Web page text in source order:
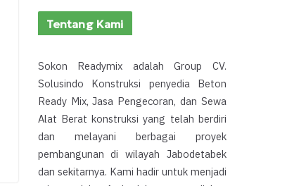
Tentang Kami
Sokon Readymix adalah Group CV.
Solusindo Konstruksi penyedia Beton
Ready Mix, Jasa Pengecoran, dan Sewa
Alat Berat konstruksi yang telah berdiri
dan melayani berbagai proyek
pembangunan di wilayah Jabodetabek
dan sekitarnya. Kami hadir untuk menjadi